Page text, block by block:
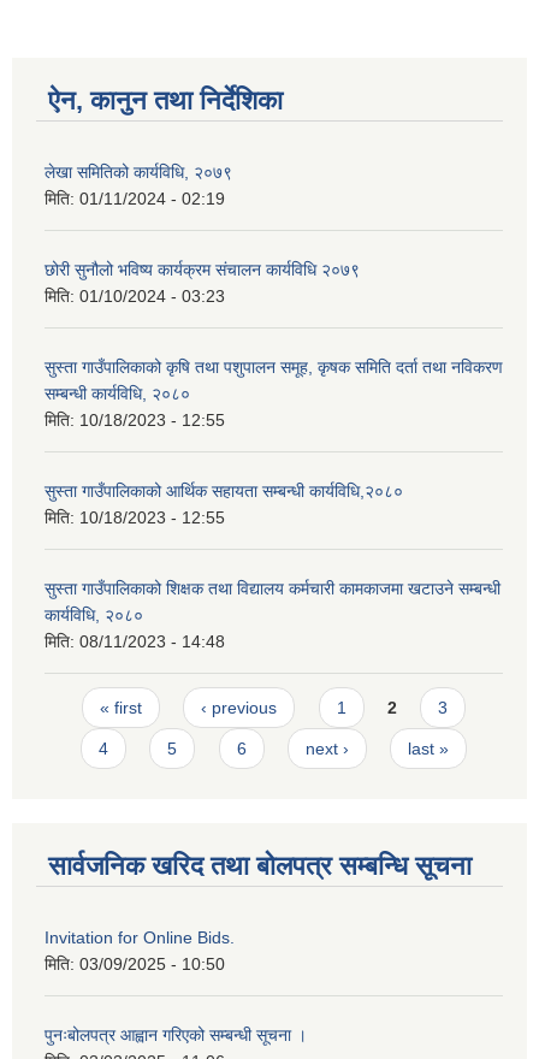
ऐन, कानुन तथा निर्देशिका
लेखा समितिको कार्यविधि, २०७९
मिति: 01/11/2024 - 02:19
छोरी सुनौलो भविष्य कार्यक्रम संचालन कार्यविधि २०७९
मिति: 01/10/2024 - 03:23
सुस्ता गाउँपालिकाको कृषि तथा पशुपालन समूह, कृषक समिति दर्ता तथा नविकरण
सम्बन्धी कार्यविधि, २०८०
मिति: 10/18/2023 - 12:55
सुस्ता गाउँपालिकाको आर्थिक सहायता सम्बन्धी कार्यविधि,२०८०
मिति: 10/18/2023 - 12:55
सुस्ता गाउँपालिकाको शिक्षक तथा विद्यालय कर्मचारी कामकाजमा खटाउने सम्बन्धी
कार्यविधि, २०८०
मिति: 08/11/2023 - 14:48
Pages
« first ‹ previous 1 2 3
4 5 6 next › last »
सार्वजनिक खरिद तथा बोलपत्र सम्बन्धि सूचना
Invitation for Online Bids.
मिति: 03/09/2025 - 10:50
पुनःबोलपत्र आह्वान गरिएको सम्बन्धी सूचना ।